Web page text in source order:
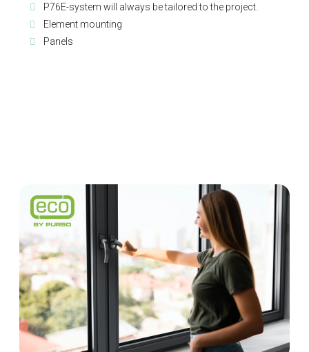
P76E-system will always be tailored to the project.
Element mounting
Panels